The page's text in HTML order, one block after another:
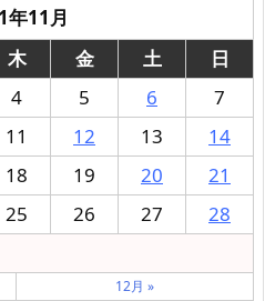
年11月
木 金 土
日
4 5 6
7
11 12 13
14
18 19 20
21
25 26 27
28
12月 »